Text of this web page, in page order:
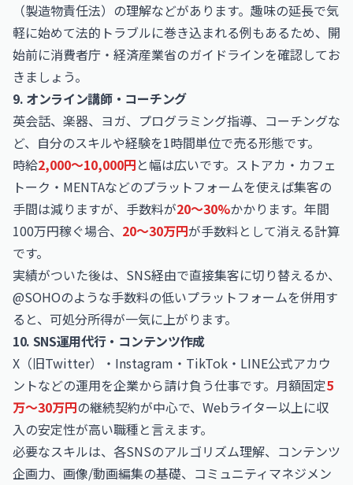
（製造物責任法）の理解などがあります。趣味の延長で気
軽に始めて法的トラブルに巻き込まれる例もあるため、開
始前に消費者庁・経済産業省のガイドラインを確認してお
きましょう。
9. オンライン講師・コーチング
英会話、楽器、ヨガ、プログラミング指導、コーチングな
ど、自分のスキルや経験を1時間単位で売る形態です。
時給2,000〜10,000円と幅は広いです。ストアカ・カフェ
トーク・MENTAなどのプラットフォームを使えば集客の
手間は減りますが、手数料が20〜30%かかります。年間
100万円稼ぐ場合、 20〜30万円が手数料として消える計算
です。
実績がついた後は、SNS経由で直接集客に切り替えるか、
@SOHOのような手数料の低いプラットフォームを併用す
ると、可処分所得が一気に上がります。
10. SNS運用代行・コンテンツ作成
X（旧Twitter）・Instagram・TikTok・LINE公式アカウ
ントなどの運用を企業から請け負う仕事です。月額固定5
万〜30万円の継続契約が中心で、Webライター以上に収
入の安定性が高い職種と言えます。
必要なスキルは、各SNSのアルゴリズム理解、コンテンツ
企画力、画像/動画編集の基礎、コミュニティマネジメン